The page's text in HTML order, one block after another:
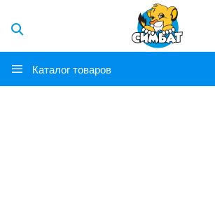
Каталог товаров